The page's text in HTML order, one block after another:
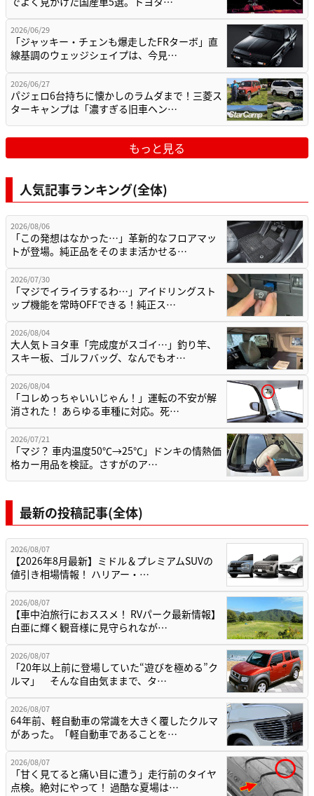
2026/06/29
「ジャッキー・チェンも爆走したFRターボ」直
線基調のウェッジシェイプは、今見…
2026/06/27
パジェロ6台持ちに懐かしのラムダまで！三菱ス
ターキャンプは「濃すぎる旧車ヘン…
もっと見る
人気記事ランキング(全体)
2026/08/06
「この発想はなかった…」革新的なフロアマッ
トが登場。純正品をそのまま活かせる…
2026/07/30
「マジでイライラするわ…」アイドリングスト
ップ機能を常時OFFできる！純正ス…
2026/08/04
大人気トヨタ車「完成度がスゴイ…」釣り竿、
スキー板、ゴルフバッグ、なんでもオ…
2026/08/04
「コレめっちゃいいじゃん！」運転の不安が解
消された！ あらゆる車種に対応。死…
2026/07/21
「マジ？ 車内温度50℃→25℃」ドンキの情熱価
格カー用品を検証。さすがのア…
最新の投稿記事(全体)
2026/08/07
【2026年8月最新】ミドル＆プレミアムSUVの
値引き相場情報！ ハリアー・…
2026/08/07
【車中泊旅行におススメ！ RVパーク最新情報】
白亜に輝く観音様に見守られなが…
2026/08/07
「20年以上前に登場していた“遊びを極める”ク
ルマ」 そんな自由気ままで、タ…
2026/08/07
64年前、軽自動車の常識を大きく覆したクルマ
があった。「軽自動車であることを…
2026/08/07
「甘く見てると痛い目に遭う」走行前のタイヤ
点検。絶対にやって！ 過酷な夏場は…